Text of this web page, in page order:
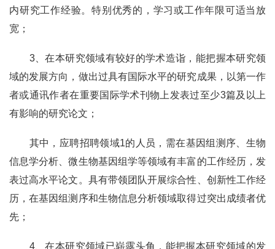
内研究工作经验。特别优秀的，学习或工作年限可适当放
宽；
3、在本研究领域有较好的学术造诣，能把握本研究领
域的发展方向，做出过具有国际水平的研究成果，以第一作
者或通讯作者在重要国际学术刊物上发表过至少3篇及以上
有影响的研究论文；
其中，应聘招聘领域1的人员，需在基因组测序、生物
信息学分析、微生物基因组学等领域有丰富的工作经历，发
表过高水平论文。具有带领团队开展综合性、创新性工作经
历，在基因组测序和生物信息分析领域取得过突出成绩者优
先；
4、在本研究领域已崭露头角，能把握本研究领域的发